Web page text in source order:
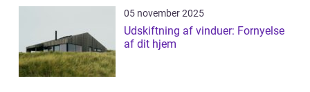
05 november 2025
Udskiftning af vinduer: Fornyelse
af dit hjem